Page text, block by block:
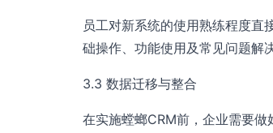
员工对新系统的使用熟练程度直
础操作、功能使用及常见问题解
3.3 数据迁移与整合
在实施螳螂CRM前，企业需要